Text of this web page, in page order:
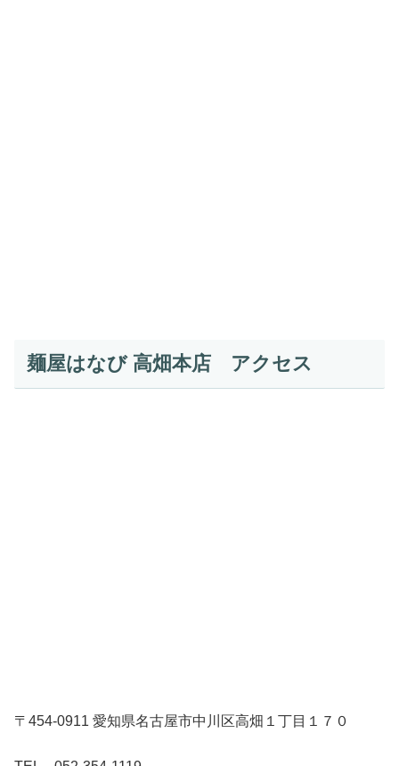
麺屋はなび 高畑本店 アクセス
〒454-0911 愛知県名古屋市中川区高畑１丁目１７０